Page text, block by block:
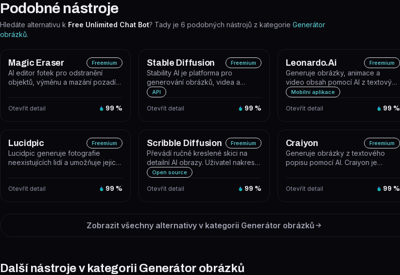
Podobné nástroje
Hledáte alternativu k Free Unlimited Chat Bot? Tady je 6 podobných nástrojů z kategorie Generátor
obrázků.
Magic Eraser Freemium
AI editor fotek pro odstranění
objektů, výměnu a mazání pozadí a
Otevřít detail 99 %
Stable Diffusion Freemium
Stability AI je platforma pro
generování obrázků, videa a
dalšího obsahu pomocí generativní
API
Otevřít detail 99 %
Leonardo.Ai Freemium
Generuje obrázky, animace a
video obsah pomocí AI z textových
promptů nebo vlastních modelů.
Mobilní aplikace
Otevřít detail 99 %
Lucidpic Freemium
Lucidpic generuje fotografie
neexistujících lidí a umožňuje jejich
Otevřít detail 99 %
Scribble Diffusion Freemium
Převádí ručně kreslené skici na
detailní AI obrazy. Uživatel nakreslí
skicu v prohlížeči nebo na...
Open source
Otevřít detail 99 %
Craiyon Freemium
Generuje obrázky z textového
popisu pomocí AI. Craiyon je
Otevřít detail 99 %
Zobrazit všechny alternativy v kategorii Generátor obrázků
Další nástroje v kategorii Generátor obrázků